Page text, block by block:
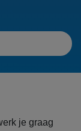
je graag